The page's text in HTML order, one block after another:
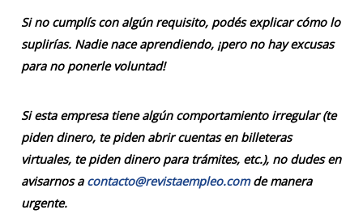
Si no cumplís con algún requisito, podés explicar cómo lo
suplirías. Nadie nace aprendiendo, ¡pero no hay excusas
para no ponerle voluntad!
Si esta empresa tiene algún comportamiento irregular (te
piden dinero, te piden abrir cuentas en billeteras
virtuales, te piden dinero para trámites, etc.), no dudes en
avisarnos a contacto@revistaempleo.comde manera
urgente.